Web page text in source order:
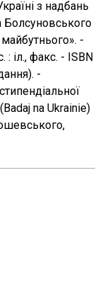
з надбань
Болсуновського
-
: іл., факс. - ISBN
-
na Ukrainie)